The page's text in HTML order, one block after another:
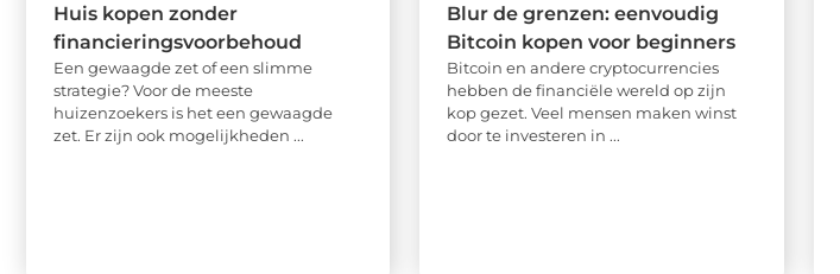
Huis kopen zonder
financieringsvoorbehoud
Een gewaagde zet of een slimme
strategie? Voor de meeste
huizenzoekers is het een gewaagde
zet. Er zijn ook mogelijkheden ...
Blur de grenzen: eenvoudig
Bitcoin kopen voor beginners
Bitcoin en andere cryptocurrencies
hebben de financiële wereld op zijn
kop gezet. Veel mensen maken winst
door te investeren in ...